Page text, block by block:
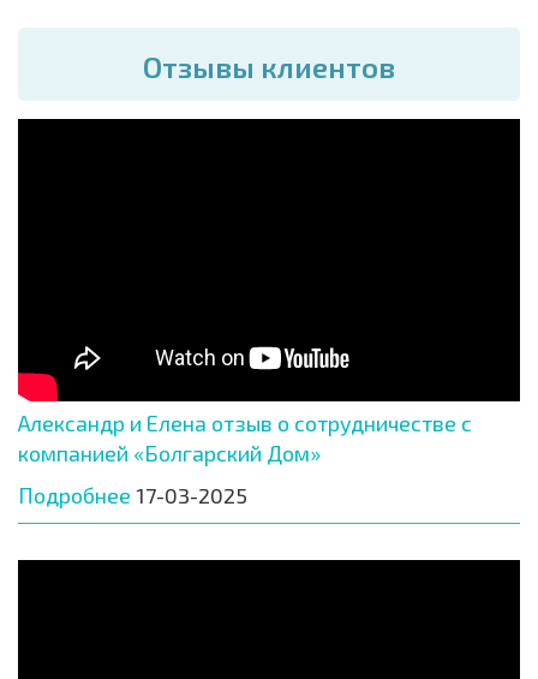
Отзывы клиентов
Александр и Елена отзыв о сотрудничестве с
компанией «Болгарский Дом»
Подробнее 17-03-2025